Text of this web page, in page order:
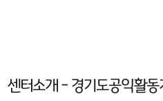
센터소개 - 경기도공익활동